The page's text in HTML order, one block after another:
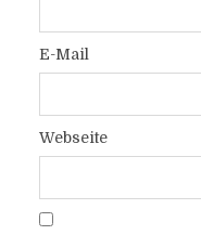
E-Mail
Webseite